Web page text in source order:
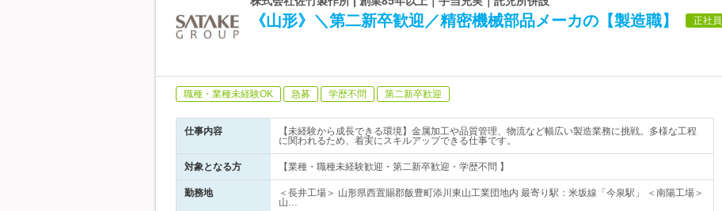
《山形》＼第二新卒歓迎／精密機械部品メーカの【製造職】 正社員
職種・業種未経験OK 急募 学歴不問 第二新卒歓迎
仕事内容
【未経験から成長できる環境】金属加工や品質管理、物流など幅広い製造業務に挑戦。多様な工程
に関われるため、着実にスキルアップできる仕事です。
対象となる方 【業種・職種未経験歓迎・第二新卒歓迎・学歴不問 】
勤務地
＜長井工場＞ 山形県西置賜郡飯豊町添川東山工業団地内 最寄り駅：米坂線「今泉駅」 ＜南陽工場＞
山…